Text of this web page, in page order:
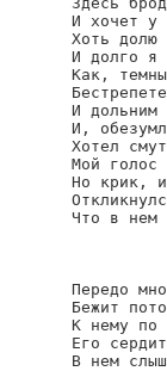
И хочет у
Хоть долю
И долго я
Как,
И дольним
И,
Хотел
Мой голос
Но крик,
Что в нем
Передо
Бежит
К нему по
Его
В нем